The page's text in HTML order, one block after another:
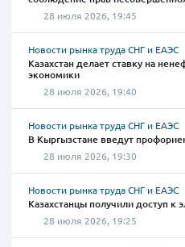
28 июля 2026, 19:45
Новости рынка труда СНГ и ЕАЭС
Казахстан делает ставку на
экономики
28 июля 2026, 19:40
Новости рынка труда СНГ и ЕАЭС
В Кыргызстане введут
28 июля 2026, 19:30
Новости рынка труда СНГ и ЕАЭС
Казахстанцы получили доступ
28 июля 2026, 19:25